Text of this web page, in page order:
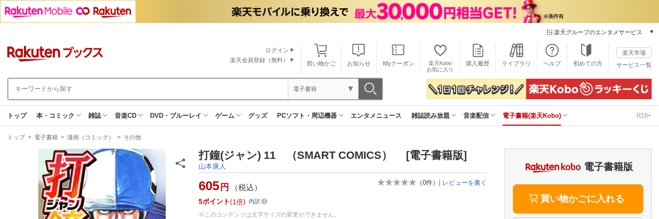
楽天グループのエンタメサービス
本/ゲーム/CD/DVD
楽天ブックス
電子書籍
楽天Kobo
雑誌読み放題
楽天ミュージック
楽天TV
動画配信ガイド
Rakuten PLAY
Rチャンネル
買い物かご お知らせ Myクーポン
楽天Kobo
お気に入り
購入履歴 ライブラリ ヘルプ 初めての方
楽天市場
サービス一覧
ログイン
楽天会員登録（無料）
電子書籍
トップ 本・コミック 雑誌 音楽CD DVD・ブルーレイ ゲーム グッズ PCソフト・周辺機器 エンタメニュース 雑誌読み放題 音楽配信 電子書籍(楽天Kobo) R18+
現
トップ > 電子書籍 > 漫画（コミック） > その他
打鐘(ジャン) 11 （SMART COMICS） [電子書籍版]
山本康人
（0件） | レビューを書く
605 円 （税込）
5ポイント 1倍
内訳
※このコンテンツは文字サイズの変更ができません。
電子書籍版
買い物かごに入れる